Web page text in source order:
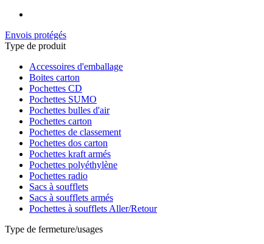
Envois protégés
Type de produit
Accessoires d'emballage
Boites carton
Pochettes CD
Pochettes SUMO
Pochettes bulles d'air
Pochettes carton
Pochettes de classement
Pochettes dos carton
Pochettes kraft armés
Pochettes polyéthylène
Pochettes radio
Sacs à soufflets
Sacs à soufflets armés
Pochettes à soufflets Aller/Retour
Type de fermeture/usages